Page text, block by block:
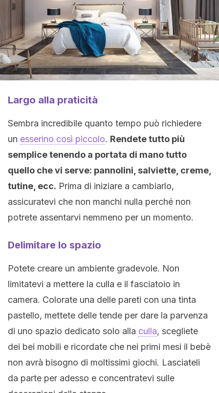
Largo alla praticità
Sembra incredibile quanto tempo può richiedere
un esserino così piccolo. Rendete tutto più
semplice tenendo a portata di mano tutto
quello che vi serve: pannolini, salviette, creme,
tutine, ecc. Prima di iniziare a cambiarlo,
assicuratevi che non manchi nulla perché non
potrete assentarvi nemmeno per un momento.
Delimitare lo spazio
Potete creare un ambiente gradevole. Non
limitatevi a mettere la culla e il fasciatoio in
camera. Colorate una delle pareti con una tinta
pastello, mettete delle tende per dare la parvenza
di uno spazio dedicato solo alla culla, scegliete
dei bei mobili e ricordate che nei primi mesi il bebè
non avrà bisogno di moltissimi giochi. Lasciateli
da parte per adesso e concentratevi sulle